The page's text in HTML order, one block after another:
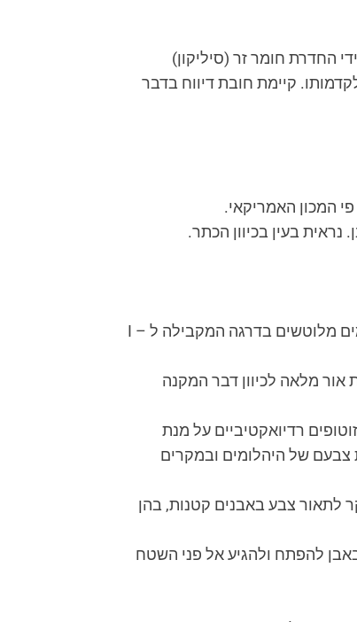
החדרת חומר זר (סיליקון)
קיימת חובת דיווח בדבר
בעין בכיוון הכתר.
– תכלילים קטנים בהירים או כהים המצויים ביהלום. מונח זה משמש במיון הצלילות של היהלומים מלוטשים בדרגה המקבילה ל – I
אור מלאה לכיוון דבר המקנה
רדיואקטיביים על מנת
צבעם של היהלומים ובמקרים
לתאור צבע באבנים קטנות, בהן
להפתח ולהגיע אל פני השטח